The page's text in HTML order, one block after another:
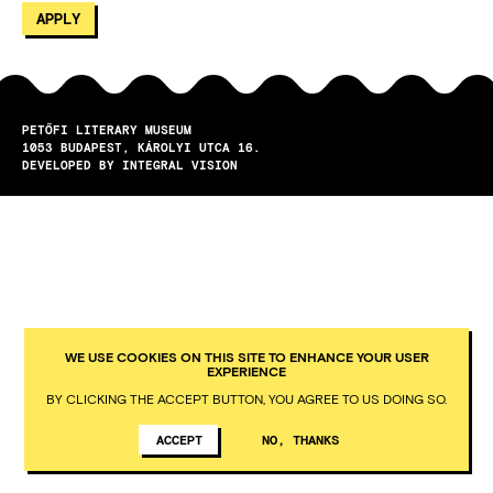
PETŐFI LITERARY MUSEUM
1053
BUDAPEST
KÁROLYI UTCA 16.
DEVELOPED BY INTEGRAL VISION
WE USE COOKIES ON THIS SITE TO ENHANCE YOUR USER
EXPERIENCE
BY CLICKING THE ACCEPT BUTTON, YOU AGREE TO US DOING SO.
ACCEPT NO, THANKS